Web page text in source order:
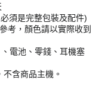
須是完整包裝及配件)
考，顏色請以實際收到
電池、零錢、耳機塞
含商品主機。